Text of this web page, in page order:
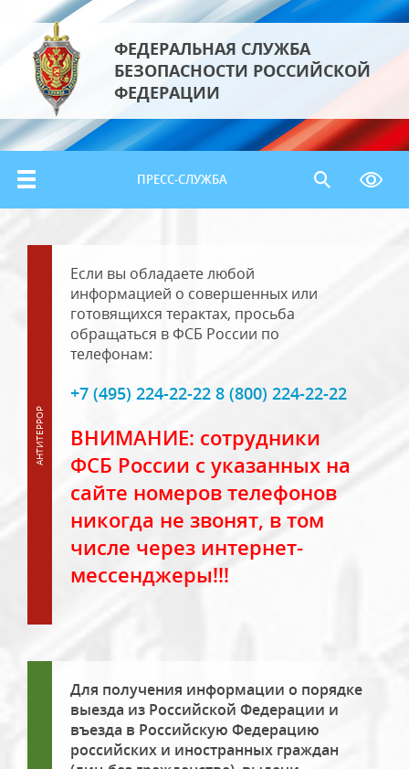
ФЕДЕРАЛЬНАЯ СЛУЖБА
БЕЗОПАСНОСТИ РОССИЙСКОЙ
ФЕДЕРАЦИИ
ПРЕСС-СЛУЖБА
Если вы обладаете любой
информацией о совершенных или
готовящихся терактах, просьба
обращаться в ФСБ России по
телефонам:
+7 (495) 224-22-22 8 (800) 224-22-22
ВНИМАНИЕ: сотрудники
ФСБ России с указанных на
сайте номеров телефонов
никогда не звонят, в том
числе через интернет-
мессенджеры!!!
Для получения информации о порядке
выезда из Российской Федерации и
въезда в Российскую Федерацию
российских и иностранных граждан